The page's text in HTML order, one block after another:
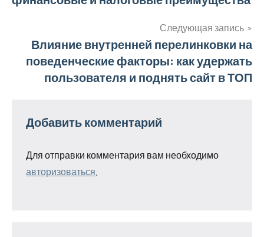
по
Следующая запись
Влияние внутренней перелинковки на
поведенческие факторы: как удержать
пользователя и поднять сайт в ТОП
Добавить комментарий
Для отправки комментария вам необходимо
авторизоваться